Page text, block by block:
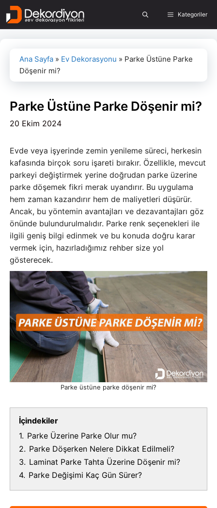
İçeriğe
atla
Kategoriler
Ana Sayfa » Ev Dekorasyonu » Parke Üstüne Parke
Döşenir mi?
Parke Üstüne Parke Döşenir mi?
20 Ekim 2024
Evde veya işyerinde zemin yenileme süreci, herkesin
kafasında birçok soru işareti bırakır. Özellikle, mevcut
parkeyi değiştirmek yerine doğrudan parke üzerine
parke döşemek fikri merak uyandırır. Bu uygulama
hem zaman kazandırır hem de maliyetleri düşürür.
Ancak, bu yöntemin avantajları ve dezavantajları göz
önünde bulundurulmalıdır. Parke renk seçenekleri ile
ilgili geniş bilgi edinmek ve bu konuda doğru karar
vermek için, hazırladığımız rehber size yol
gösterecek.
Parke üstüne parke döşenir mi?
İçindekiler
1. Parke Üzerine Parke Olur mu?
2. Parke Döşerken Nelere Dikkat Edilmeli?
3. Laminat Parke Tahta Üzerine Döşenir mi?
4. Parke Değişimi Kaç Gün Sürer?